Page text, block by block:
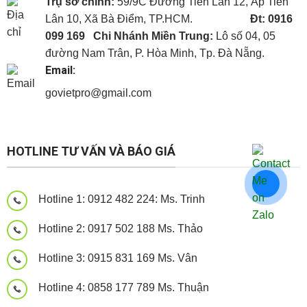
Lân 10, Xã Bà Điểm, TP.HCM.
Đt: 0916
099 169
Chi Nhánh Miền Trung: Lô số 04, 05
đường Nam Trân, P. Hòa Minh, Tp. Đà Nẵng.
Email:
govietpro@gmail.com
HOTLINE TƯ VẤN VÀ BÁO GIÁ
Hotline 1: 0912 482 224: Ms. Trinh
Hotline 2: 0917 502 188 Ms. Thảo
Hotline 3: 0915 831 169 Ms. Vân
Hotline 4: 0858 177 789 Ms. Thuận